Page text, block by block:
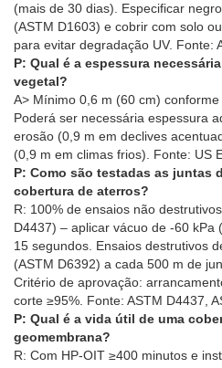
(mais de 30 dias). Especificar
(ASTM D1603) e cobrir com solo
para evitar degradação UV. Fonte:
P: Qual é a espessura
vegetal?
A> Mínimo 0,6 m (60 cm) conforme
Poderá ser necessária espessura
erosão (0,9 m em declives
(0,9 m em climas frios). Fonte: US
P: Como são testadas as juntas
cobertura de aterros?
R: 100% de ensaios não
D4437) – aplicar vácuo de -60 kPa
15 segundos. Ensaios destrutivos
(ASTM D6392) a cada 500 m de
Critério de aprovação:
corte ≥95%. Fonte: ASTM D4437,
P: Qual é a vida útil de uma
geomembrana?
R: Com HP-OIT ≥400 minutos e